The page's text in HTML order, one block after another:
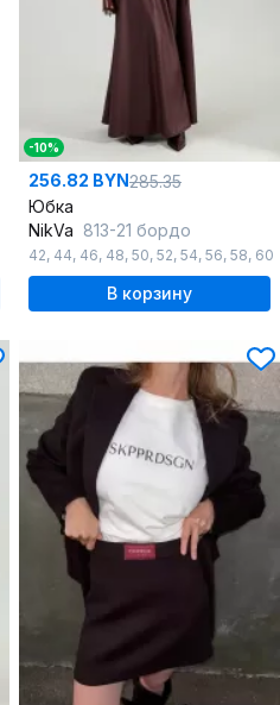
-10%
256.82 BYN285.35
Юбка
NikVa 813-21 бордо
42, 44, 46, 48, 50, 52, 54, 56, 58, 60
В корзину